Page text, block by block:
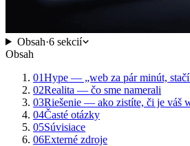
Obsah·6 sekcií
Obsah
01Hype — „web za pár minút,
02Realita — čo sme namerali
03Riešenie — ako zistíte, či je váš
04Časté otázky
05Súvisiace
06Externé zdroje